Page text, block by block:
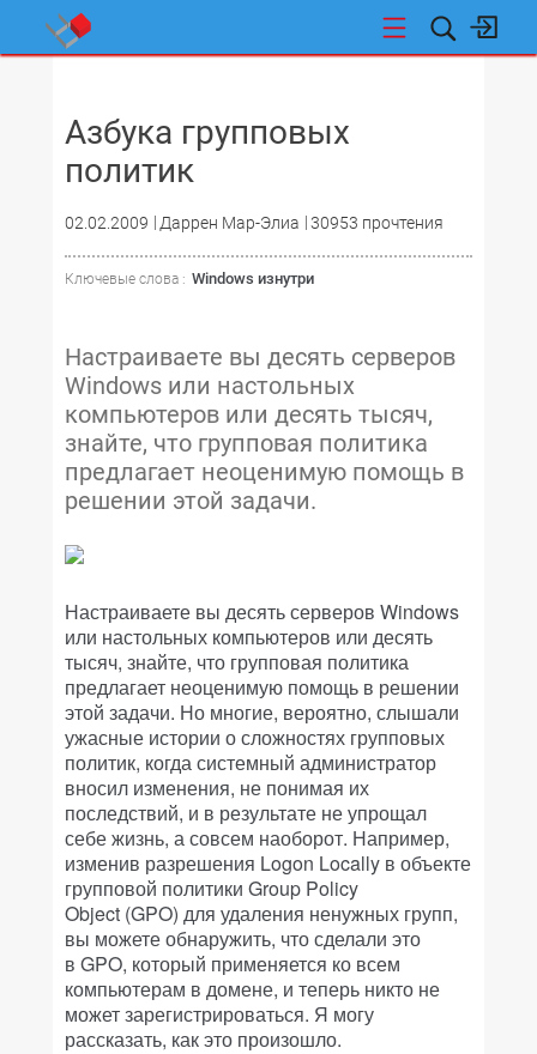
Азбука групповых
политик
02.02.2009 Даррен Мар-Элиа 30953 прочтения
Ключевые слова : Windows изнутри
Настраиваете вы десять серверов
Windows или настольных
компьютеров или десять тысяч,
знайте, что групповая политика
предлагает неоценимую помощь в
решении этой задачи.
Настраиваете вы десять серверов Windows
или настольных компьютеров или десять
тысяч, знайте, что групповая политика
предлагает неоценимую помощь в решении
этой задачи. Но многие, вероятно, слышали
ужасные истории о сложностях групповых
политик, когда системный администратор
вносил изменения, не понимая их
последствий, и в результате не упрощал
себе жизнь, а совсем наоборот. Например,
изменив разрешения Logon Locally в объекте
групповой политики Group Policy
Object (GPO) для удаления ненужных групп,
вы можете обнаружить, что сделали это
в GPO, который применяется ко всем
компьютерам в домене, и теперь никто не
может зарегистрироваться. Я могу
рассказать, как это произошло.